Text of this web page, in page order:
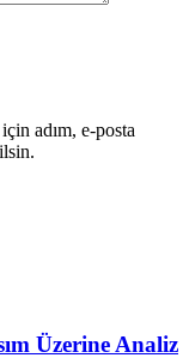
adım, e-posta
Üzerine Analiz